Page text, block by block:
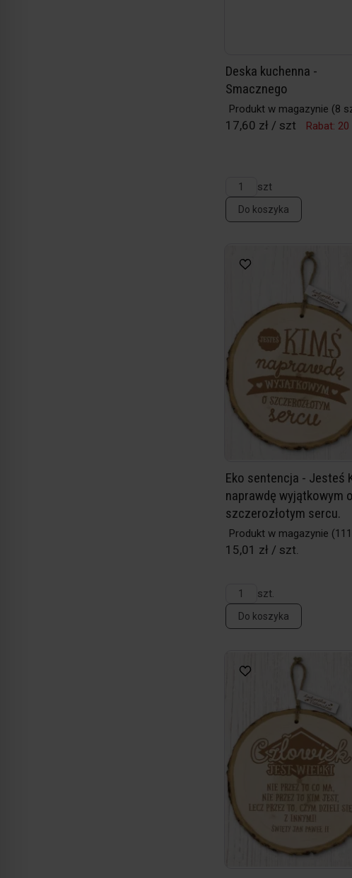
Deska kuchenna -
Smacznego
Produkt w magazynie (8
17,60 zł / szt Rabat: 20
szt
Do koszyka
Eko sentencja - Jesteś
naprawdę wyjątkowym o
szczerozłotym sercu.
Produkt w magazynie
15,01 zł / szt.
szt.
Do koszyka